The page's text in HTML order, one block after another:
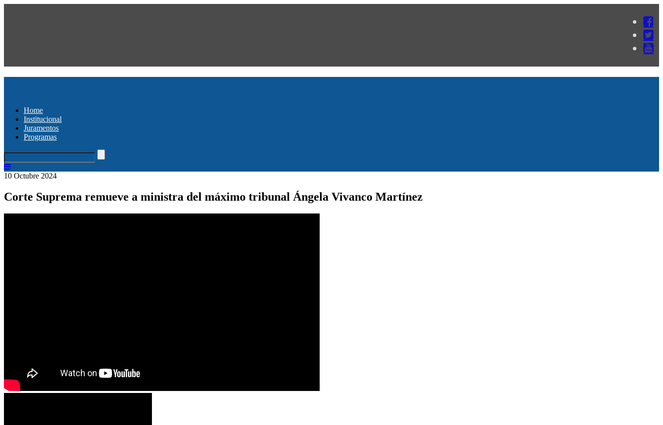
Home
Institucional
Juramentos
Programas
10 Octubre 2024
Corte Suprema remueve a ministra del máximo tribunal Ángela Vivanco Martínez